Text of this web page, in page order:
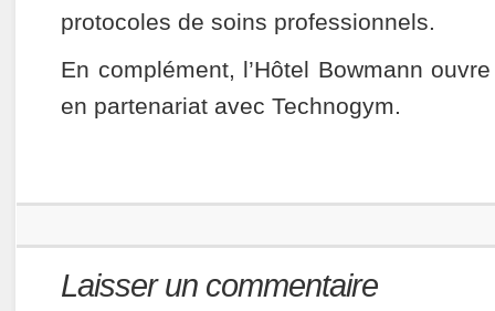
protocoles de soins professionnels.
En complément, l’Hôtel Bowmann
en partenariat avec Technogym.
Laisser un commentaire